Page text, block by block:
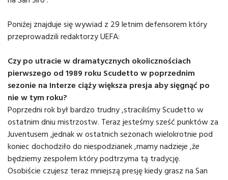
Poniżej znajduje się wywiad z 29 letnim defensorem który
przeprowadzili redaktorzy UEFA:
Czy po utracie w dramatycznych okolicznościach
pierwszego od 1989 roku Scudetto w poprzednim
sezonie na Interze ciąży większa presja aby sięgnąć po
nie w tym roku?
Poprzedni rok był bardzo trudny ,straciliśmy Scudetto w
ostatnim dniu mistrzostw. Teraz jesteśmy sześć punktów za
Juventusem ,jednak w ostatnich sezonach wielokrotnie pod
koniec dochodziło do niespodzianek ,mamy nadzieje ,że
będziemy zespołem który podtrzyma tą tradycję.
Osobiście czujesz teraz mniejszą presję kiedy grasz na San